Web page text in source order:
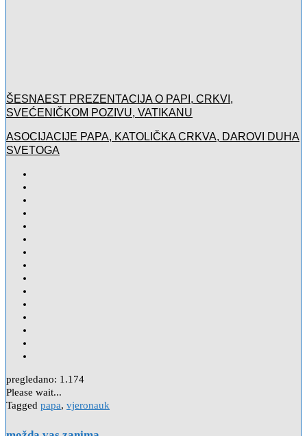
ŠESNAEST PREZENTACIJA O PAPI, CRKVI,
SVEĆENIČKOM POZIVU, VATIKANU
ASOCIJACIJE PAPA, KATOLIČKA CRKVA, DAROVI DUHA
SVETOGA
pregledano: 1.174
Please wait...
Tagged papa, vjeronauk